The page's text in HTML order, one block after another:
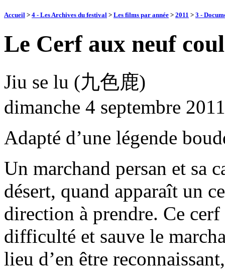
Accueil > 4 - Les Archives du festival > Les films par année > 2011 > 3 -
Le Cerf aux neuf
Jiu se lu (九色鹿)
dimanche 4 septembre 2011
Adapté d’une légende
Un marchand persan et sa
désert, quand apparaît un
direction à prendre. Ce
difficulté et sauve le
lieu d’en être